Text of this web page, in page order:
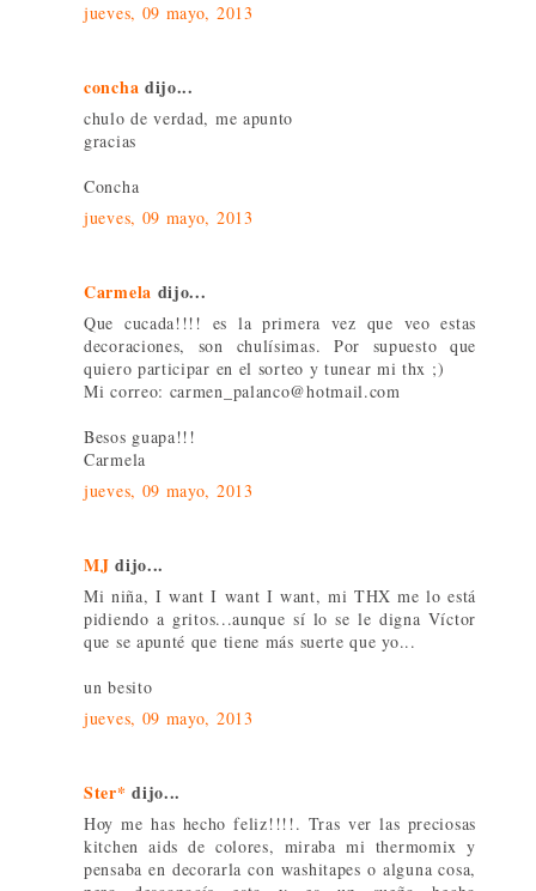
jueves, 09 mayo, 2013
concha dijo...
chulo de verdad, me apunto
gracias
Concha
jueves, 09 mayo, 2013
Carmela dijo...
Que cucada!!!! es la primera vez que veo estas
decoraciones, son chulísimas. Por supuesto que
quiero participar en el sorteo y tunear mi thx ;)
Mi correo: carmen_palanco@hotmail.com
Besos guapa!!!
Carmela
jueves, 09 mayo, 2013
MJ dijo...
Mi niña, I want I want I want, mi THX me lo está
pidiendo a gritos...aunque sí lo se le digna Víctor
que se apunté que tiene más suerte que yo...
un besito
jueves, 09 mayo, 2013
Ster* dijo...
Hoy me has hecho feliz!!!!. Tras ver las preciosas
kitchen aids de colores, miraba mi thermomix y
pensaba en decorarla con washitapes o alguna cosa,